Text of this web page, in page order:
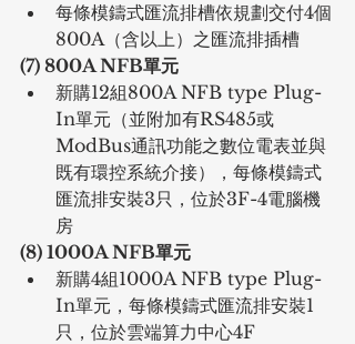
每條模鑄式匯流排槽依規劃交付4個
800A（含以上）之匯流排插槽
(7) 800A NFB單元
新購12組800A NFB type Plug-
In單元（並附加有RS485或
ModBus通訊功能之數位電表並與
既有環控系統介接），每條模鑄式
匯流排安裝3只，位於3F-4電腦機
房
(8) 1000A NFB單元
新購4組1000A NFB type Plug-
In單元，每條模鑄式匯流排安裝1
只，位於雲端算力中心4F